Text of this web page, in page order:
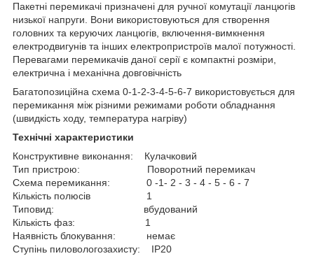
Пакетні перемикачі призначені для ручної комутації ланцюгів
низької напруги. Вони використовуються для створення
головних та керуючих ланцюгів, включення-вимкнення
електродвигунів та інших електропристроїв малої потужності.
Перевагами перемикачів даної серії є компактні розміри,
електрична і механічна довговічність
Багатопозиційна схема 0-1-2-3-4-5-6-7 використовується для
перемикання між різними режимами роботи обладнання
(швидкість ходу, температура нагріву)
Технічні характеристики
Конструктивне виконання: Кулачковий
Тип пристрою: Поворотний перемикач
Схема перемикання: 0 -1- 2 - 3 - 4 - 5 - 6 - 7
Кількість полюсів 1
Типовид: вбудований
Кількість фаз: 1
Наявність блокування: немає
Ступінь пиловологозахисту: IP20